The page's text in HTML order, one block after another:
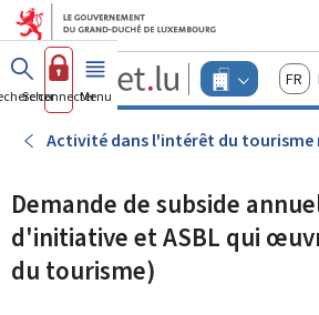
Aller au menu
Aller au contenu
Guichet.lu
Changer
d'espace
Menu
actif
Se connecterMenu principal
Activité dans l'intérêt du
Demande de subside
d'initiative et ASBL qui
du tourisme)